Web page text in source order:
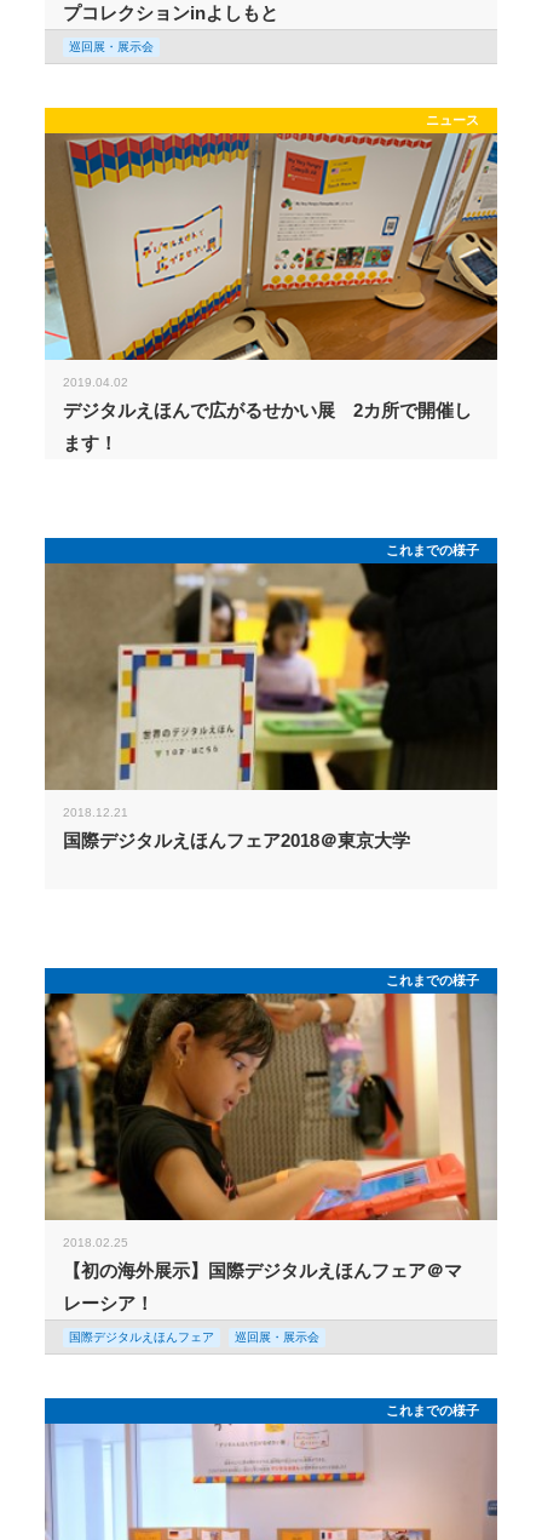
プコレクションinよしもと
巡回展・展示会
ニュース
2019.04.02
デジタルえほんで広がるせかい展 2カ所で開催し
ます！
これまでの様子
2018.12.21
国際デジタルえほんフェア2018＠東京大学
これまでの様子
2018.02.25
【初の海外展示】国際デジタルえほんフェア＠マ
レーシア！
国際デジタルえほんフェア 巡回展・展示会
これまでの様子